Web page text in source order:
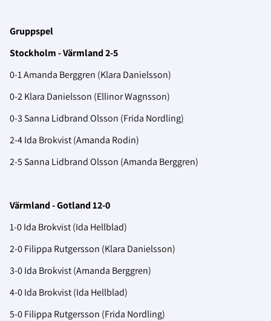
Gruppspel
Stockholm - Värmland 2-5
0-1 Amanda Berggren (Klara Danielsson)
0-2 Klara Danielsson (Ellinor Wagnsson)
0-3 Sanna Lidbrand Olsson (Frida Nordling)
2-4 Ida Brokvist (Amanda Rodin)
2-5 Sanna Lidbrand Olsson (Amanda Berggren)
Värmland - Gotland 12-0
1-0 Ida Brokvist (Ida Hellblad)
2-0 Filippa Rutgersson (Klara Danielsson)
3-0 Ida Brokvist (Amanda Berggren)
4-0 Ida Brokvist (Ida Hellblad)
5-0 Filippa Rutgersson (Frida Nordling)